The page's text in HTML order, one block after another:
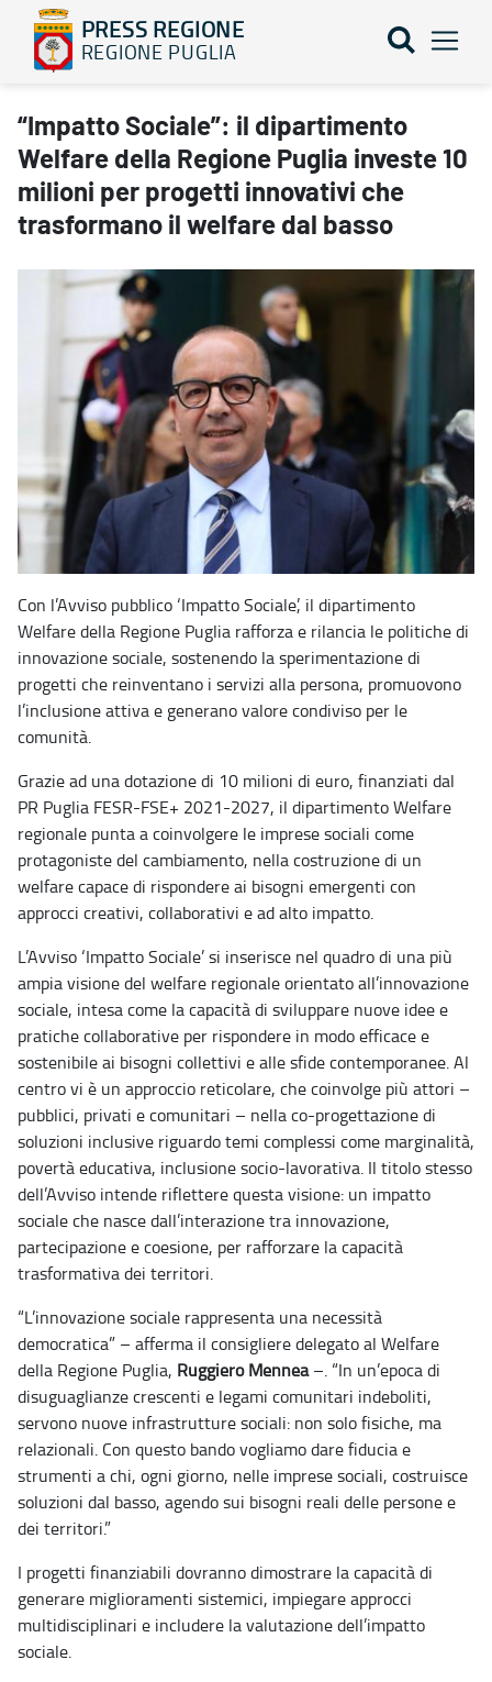
PRESS REGIONE
REGIONE PUGLIA
“Impatto Sociale”: il dipartimento Welfare della Regione Puglia
“Impatto Sociale”: il dipartimento
Welfare della Regione Puglia investe 10
milioni per progetti innovativi che
trasformano il welfare dal basso
Con l’Avviso pubblico ‘Impatto Sociale’, il dipartimento
Welfare della Regione Puglia rafforza e rilancia le politiche di
innovazione sociale, sostenendo la sperimentazione di
progetti che reinventano i servizi alla persona, promuovono
l’inclusione attiva e generano valore condiviso per le
comunità.
Grazie ad una dotazione di 10 milioni di euro, finanziati dal
PR Puglia FESR-FSE+ 2021-2027, il dipartimento Welfare
regionale punta a coinvolgere le imprese sociali come
protagoniste del cambiamento, nella costruzione di un
welfare capace di rispondere ai bisogni emergenti con
approcci creativi, collaborativi e ad alto impatto.
L’Avviso ‘Impatto Sociale’ si inserisce nel quadro di una più
ampia visione del welfare regionale orientato all’innovazione
sociale, intesa come la capacità di sviluppare nuove idee e
pratiche collaborative per rispondere in modo efficace e
sostenibile ai bisogni collettivi e alle sfide contemporanee. Al
centro vi è un approccio reticolare, che coinvolge più attori –
pubblici, privati e comunitari – nella co-progettazione di
soluzioni inclusive riguardo temi complessi come marginalità,
povertà educativa, inclusione socio-lavorativa. Il titolo stesso
dell’Avviso intende riflettere questa visione: un impatto
sociale che nasce dall’interazione tra innovazione,
partecipazione e coesione, per rafforzare la capacità
trasformativa dei territori.
“L’innovazione sociale rappresenta una necessità
democratica” – afferma il consigliere delegato al Welfare
della Regione Puglia, Ruggiero Mennea–. “In un’epoca di
disuguaglianze crescenti e legami comunitari indeboliti,
servono nuove infrastrutture sociali: non solo fisiche, ma
relazionali. Con questo bando vogliamo dare fiducia e
strumenti a chi, ogni giorno, nelle imprese sociali, costruisce
soluzioni dal basso, agendo sui bisogni reali delle persone e
dei territori.”
I progetti finanziabili dovranno dimostrare la capacità di
generare miglioramenti sistemici, impiegare approcci
multidisciplinari e includere la valutazione dell’impatto
sociale.